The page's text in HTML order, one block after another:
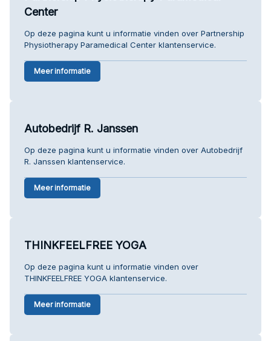
Center
Op deze pagina kunt u informatie vinden over Partnership
Physiotherapy Paramedical Center klantenservice.
Meer informatie
Autobedrijf R. Janssen
Op deze pagina kunt u informatie vinden over Autobedrijf
R. Janssen klantenservice.
Meer informatie
THINKFEELFREE YOGA
Op deze pagina kunt u informatie vinden over
THINKFEELFREE YOGA klantenservice.
Meer informatie